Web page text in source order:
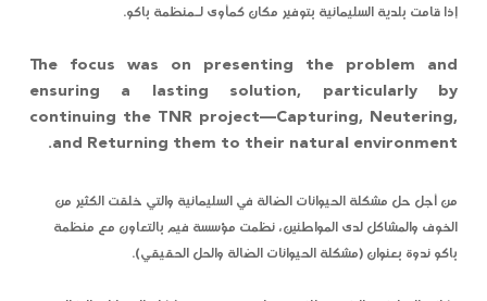
إذا قامت بلدية السليمانية بتوفير مكان كمأوى لـمنظمة باكو.
The focus was on presenting the problem and
ensuring a lasting solution, particularly by
continuing the TNR project—Capturing, Neutering,
and Returning them to their natural environment.
من أجل حل مشكلة الحيوانات الضالة في السليمانية والتي خلقت الكثير من
الخوف والمشاكل لدى المواطنين، نظمت مؤسسة فيم بالتعاون مع منظمة
باكو ندوة بعنوان (مشكلة الحيوانات الضالة والحل الحقيقي).